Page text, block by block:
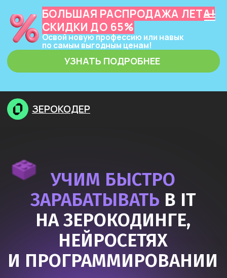
БОЛЬШАЯ РАСПРОДАЖА ЛЕТА!
СКИДКИ ДО 65%
Освой новую профессию или навык
по самым выгодным ценам!
УЗНАТЬ ПОДРОБНЕЕ
НА ЗЕРОКОДИНГЕ,
НЕЙРОСЕТЯХ
И ПРОГРАММИРОВАНИИ
Узнать подробнее